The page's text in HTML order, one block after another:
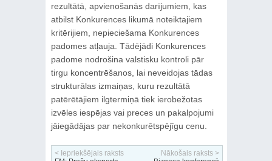
rezultātā, apvienošanās darījumiem, kas
atbilst Konkurences likumā noteiktajiem
kritērijiem, nepieciešama Konkurences
padomes atļauja. Tādējādi Konkurences
padome nodrošina valstisku kontroli pār
tirgu koncentrēšanos, lai neveidojas tādas
strukturālas izmaiņas, kuru rezultātā
patērētājiem ilgtermiņā tiek ierobežotas
izvēles iespējas vai preces un pakalpojumi
jāiegādājas par nekonkurētspējīgu cenu.
< Iepriekšējais raksts
Nākošais raksts >